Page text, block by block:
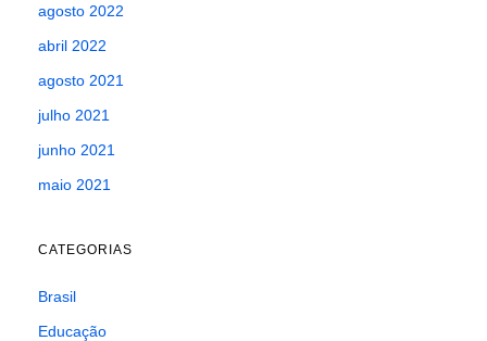
agosto 2022
abril 2022
agosto 2021
julho 2021
junho 2021
maio 2021
CATEGORIAS
Brasil
Educação